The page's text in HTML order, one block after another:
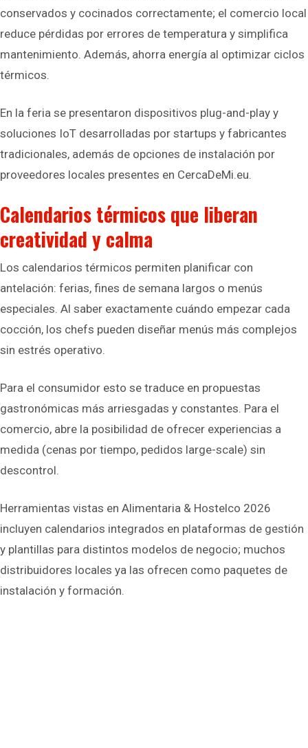
conservados y cocinados correctamente; el comercio local
reduce pérdidas por errores de temperatura y simplifica
mantenimiento. Además, ahorra energía al optimizar ciclos
térmicos.
En la feria se presentaron dispositivos plug-and-play y
soluciones IoT desarrolladas por startups y fabricantes
tradicionales, además de opciones de instalación por
proveedores locales presentes en CercaDeMi.eu.
Calendarios térmicos que liberan
creatividad y calma
Los calendarios térmicos permiten planificar con
antelación: ferias, fines de semana largos o menús
especiales. Al saber exactamente cuándo empezar cada
cocción, los chefs pueden diseñar menús más complejos
sin estrés operativo.
Para el consumidor esto se traduce en propuestas
gastronómicas más arriesgadas y constantes. Para el
comercio, abre la posibilidad de ofrecer experiencias a
medida (cenas por tiempo, pedidos large-scale) sin
descontrol.
Herramientas vistas en Alimentaria & Hostelco 2026
incluyen calendarios integrados en plataformas de gestión
y plantillas para distintos modelos de negocio; muchos
distribuidores locales ya las ofrecen como paquetes de
instalación y formación.